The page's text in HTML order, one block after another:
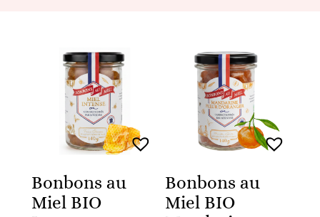
Bonbons au
Miel BIO
Bonbons au
Miel BIO